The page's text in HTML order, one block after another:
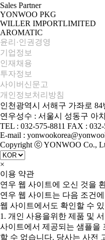
Sales Partner
YONWOO PKG
WILLER IMPORTLIMITED
AROMATIC
윤리·인권경영
기업정보
인재채용
투자정보
사이버신문고
개인정보처리방침
인천광역시 서해구 가좌로 84
연우성수 : 서울시 성동구 아
TEL : 032-575-8811 FAX :
E-mail :
Copyright ⓒ YONWOO Co.,
×
이용 약관
연우 웹 사이트에 오신 것을
연우 웹 사이트는 다음 조건
웹 사이트에서도 확인할 수
1. 개인 사용을위한 제품 및
사이트에서 제공되는 샘플을
할 수 없습니다. 당사는 사전